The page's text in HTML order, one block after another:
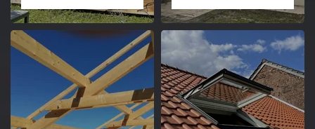
Entreprise de
couverture 51
Démoussage de
toiture 51